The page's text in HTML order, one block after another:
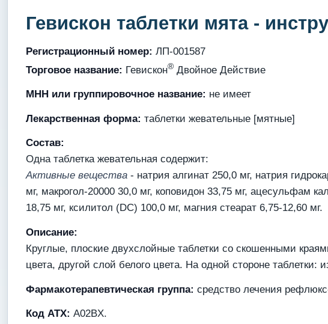
Гевискон таблетки мята -
Регистрационный номер: ЛП-001587
Торговое название: Гевискон®Двойное Действие
МНН или группировочное название: не имеет
Лекарственная форма: таблетки жевательные [мятные]
Состав:
Одна таблетка жевательная содержит:
Активные вещества- натрия алгинат 250,0 мг, натрия
мг, макрогол-20000 30,0 мг, коповидон 33,75 мг, ацесульфам
18,75 мг, ксилитол (DC) 100,0 мг, магния стеарат 6,75-12,60 мг.
Описание:
Круглые, плоские двухслойные таблетки со скошенными
цвета, другой слой белого цвета. На одной стороне таблетки:
Фармакотерапевтическая группа: средство лечения
Код АТХ: A02BX.